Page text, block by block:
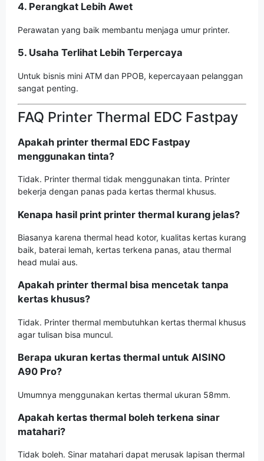
4. Perangkat Lebih Awet
Perawatan yang baik membantu menjaga umur printer.
5. Usaha Terlihat Lebih Terpercaya
Untuk bisnis mini ATM dan PPOB, kepercayaan pelanggan
sangat penting.
FAQ Printer Thermal EDC Fastpay
Apakah printer thermal EDC Fastpay
menggunakan tinta?
Tidak. Printer thermal tidak menggunakan tinta. Printer
bekerja dengan panas pada kertas thermal khusus.
Kenapa hasil print printer thermal kurang jelas?
Biasanya karena thermal head kotor, kualitas kertas kurang
baik, baterai lemah, kertas terkena panas, atau thermal
head mulai aus.
Apakah printer thermal bisa mencetak tanpa
kertas khusus?
Tidak. Printer thermal membutuhkan kertas thermal khusus
agar tulisan bisa muncul.
Berapa ukuran kertas thermal untuk AISINO
A90 Pro?
Umumnya menggunakan kertas thermal ukuran 58mm.
Apakah kertas thermal boleh terkena sinar
matahari?
Tidak boleh. Sinar matahari dapat merusak lapisan thermal